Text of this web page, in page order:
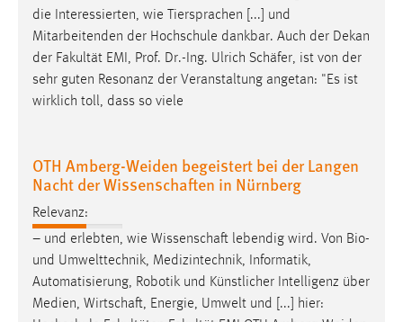
die Interessierten, wie Tiersprachen [...] und
Mitarbeitenden der Hochschule dankbar. Auch der Dekan
der Fakultät EMI, Prof. Dr.-Ing. Ulrich Schäfer, ist von der
sehr guten Resonanz der Veranstaltung angetan: "Es ist
wirklich toll, dass so viele
OTH Amberg-Weiden begeistert bei der Langen
Nacht der Wissenschaften in Nürnberg
Relevanz:
– und erlebten, wie Wissenschaft lebendig wird. Von Bio-
und Umwelttechnik, Medizintechnik, Informatik,
Automatisierung, Robotik und Künstlicher Intelligenz über
Medien, Wirtschaft, Energie, Umwelt und [...] hier: